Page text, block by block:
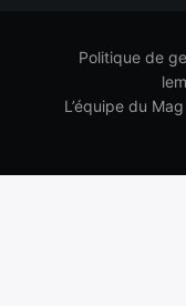
Politique de
L’équipe du